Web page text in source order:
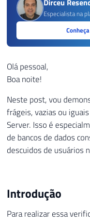
Dirceu
Especialista na
Olá pessoal,
Boa noite!
Neste post, vou
frágeis, vazias ou
Server. Isso é
de bancos de dados
descuidos de usuários
Introdução
Para realizar essa